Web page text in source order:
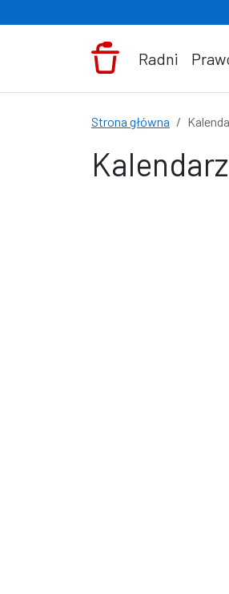
Radni
Strona główna